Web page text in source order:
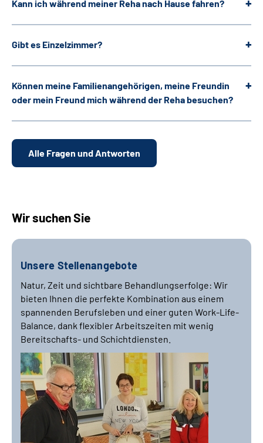
Kann ich während meiner Reha nach Hause fahren?
Gibt es Einzelzimmer?
Können meine Familienangehörigen, meine Freundin
oder mein Freund mich während der Reha besuchen?
Alle Fragen und Antworten
Wir suchen Sie
Unsere Stellenangebote
Natur, Zeit und sichtbare Behandlungserfolge: Wir
bieten Ihnen die perfekte Kombination aus einem
spannenden Berufsleben und einer guten Work-Life-
Balance, dank flexibler Arbeitszeiten mit wenig
Bereitschafts- und Schichtdiensten.